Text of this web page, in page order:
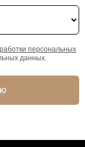
персональных
данных.